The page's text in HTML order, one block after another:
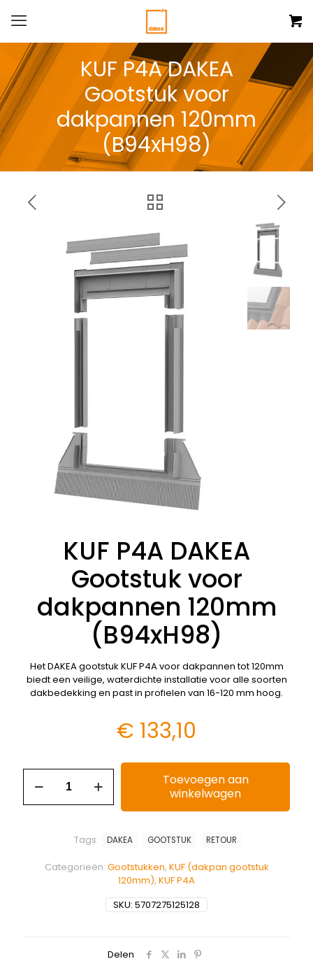
KUF P4A DAKEA
Gootstuk voor
dakpannen 120mm
(B94xH98)
KUF P4A DAKEA
Gootstuk voor
dakpannen 120mm
(B94xH98)
Het DAKEA gootstuk KUF P4A voor dakpannen tot 120mm
biedt een veilige, waterdichte installatie voor alle soorten
dakbedekking en past in profielen van 16-120 mm hoog.
€ 133,10
Toevoegen aan
winkelwagen
SKU: 5707275125128
Categorieën: Gootstukken, KUF (dakpan gootstuk
120mm), KUF P4A
Tags: DAKEA GOOTSTUK RETOUR
Delen